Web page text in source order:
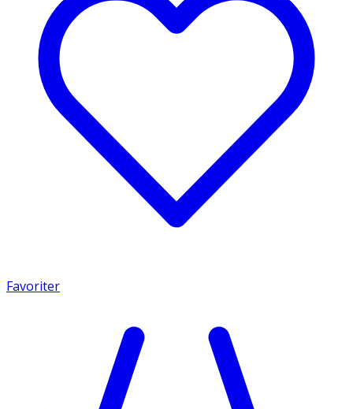
Favoriter